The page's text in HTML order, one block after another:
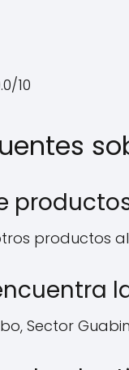
10
productos
Sector